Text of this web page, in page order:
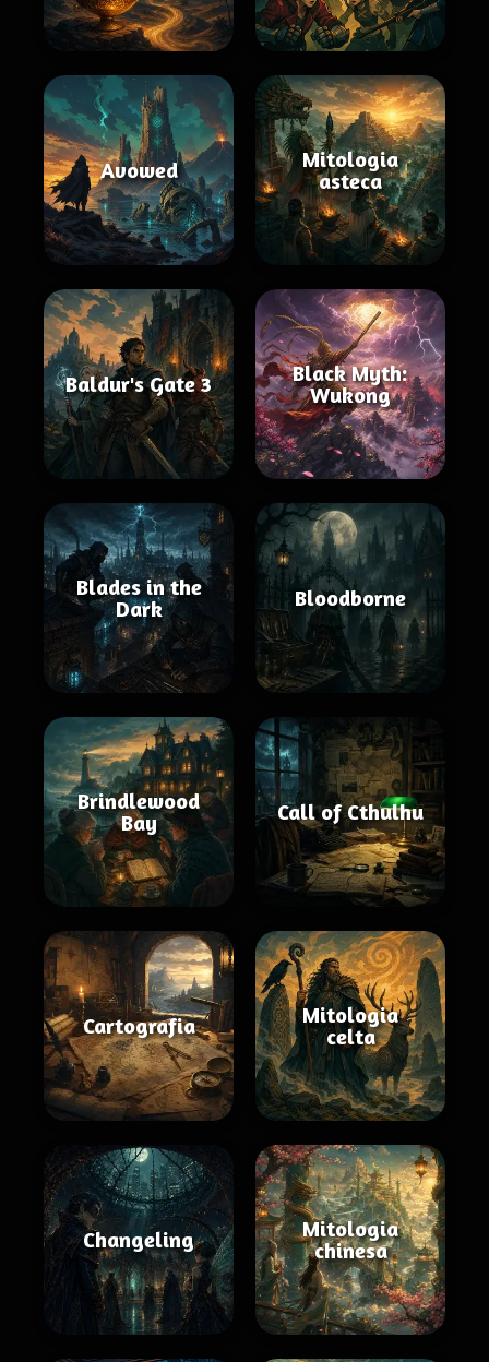
Avowed
Mitologia
asteca
Baldur's Gate 3
Black Myth:
Wukong
Blades in the
Dark
Bloodborne
Brindlewood
Bay
Call of Cthulhu
Cartografia
Mitologia
celta
Changeling
Mitologia
chinesa